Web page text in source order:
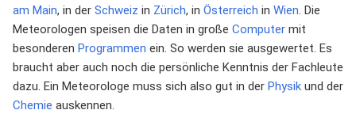
am Main, in der Schweiz in Zürich, in Österreich in Wien. Die
Meteorologen speisen die Daten in große Computer mit
besonderen Programmen ein. So werden sie ausgewertet. Es
braucht aber auch noch die persönliche Kenntnis der Fachleute
dazu. Ein Meteorologe muss sich also gut in der Physik und der
Chemie auskennen.